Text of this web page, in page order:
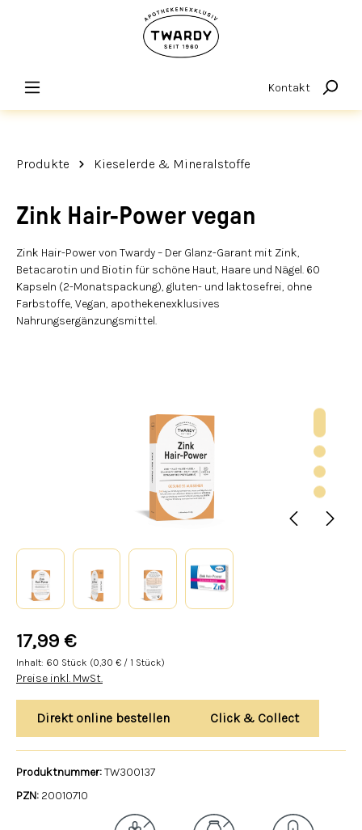
Kontakt
Produkte Kieselerde & Mineralstoffe
Zink Hair-Power vegan
Zink Hair-Power von Twardy – Der Glanz-Garant mit Zink,
Betacarotin und Biotin für schöne Haut, Haare und Nägel. 60
Kapseln (2-Monatspackung), gluten- und laktosefrei, ohne
Farbstoffe, Vegan, apothekenexklusives
Nahrungsergänzungsmittel.
17,99 €
Inhalt: 60 Stück (0,30 € / 1 Stück)
Preise inkl. MwSt.
Direkt online bestellen Click & Collect
Produktnummer:TW300137
PZN: 20010710